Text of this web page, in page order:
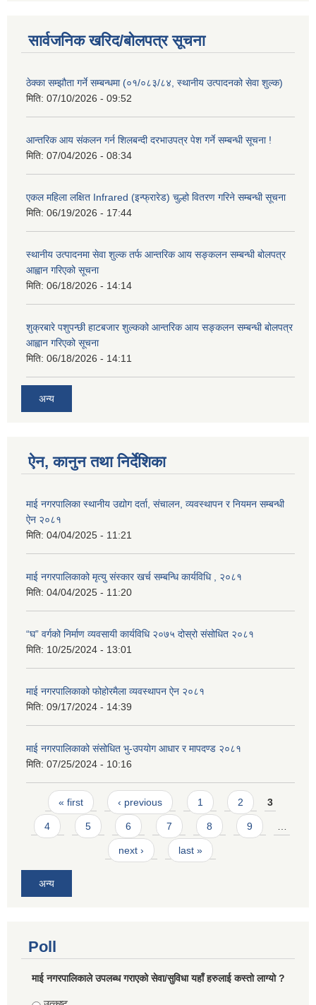
सार्वजनिक खरिद/बोलपत्र सूचना
ठेक्का सम्झौता गर्ने सम्बन्धमा (०१/०८३/८४, स्थानीय उत्पादनको सेवा शुल्क)
मिति: 07/10/2026 - 09:52
आन्तरिक आय संकलन गर्न शिलबन्दी दरभाउपत्र पेश गर्ने सम्बन्धी सूचना !
मिति: 07/04/2026 - 08:34
एकल महिला लक्षित Infrared (इन्फ्रारेड) चुल्हो वितरण गरिने सम्बन्धी सूचना
मिति: 06/19/2026 - 17:44
स्थानीय उत्पादनमा सेवा शुल्क तर्फ आन्तरिक आय सङ्कलन सम्बन्धी बोलपत्र
आह्वान गरिएको सूचना
मिति: 06/18/2026 - 14:14
शुक्रबारे पशुपन्छी हाटबजार शुल्कको आन्तरिक आय सङ्कलन सम्बन्धी बोलपत्र
आह्वान गरिएको सूचना
मिति: 06/18/2026 - 14:11
अन्य
ऐन, कानुन तथा निर्देशिका
माई नगरपालिका स्थानीय उद्योग दर्ता, संचालन, व्यवस्थापन र नियमन सम्बन्धी
ऐन २०८१
मिति: 04/04/2025 - 11:21
माई नगरपालिकाको मृत्यु संस्कार खर्च सम्बन्धि कार्यविधि , २०८१
मिति: 04/04/2025 - 11:20
“घ” वर्गको निर्माण व्यवसायी कार्यविधि २०७५ दोस्रो संसोधित २०८१
मिति: 10/25/2024 - 13:01
माई नगरपालिकाको फोहोरमैला व्यवस्थापन ऐन २०८१
मिति: 09/17/2024 - 14:39
माई नगरपालिकाको संसोधित भु-उपयोग आधार र मापदण्ड २०८१
मिति: 07/25/2024 - 10:16
Pages
« first ‹ previous 1 2 3
4 5 6 7 8 9 …
next › last »
अन्य
Poll
माई नगरपालिकाले उपलब्ध गराएको सेवा/सुविधा यहाँ हरुलाई कस्तो लाग्यो ?